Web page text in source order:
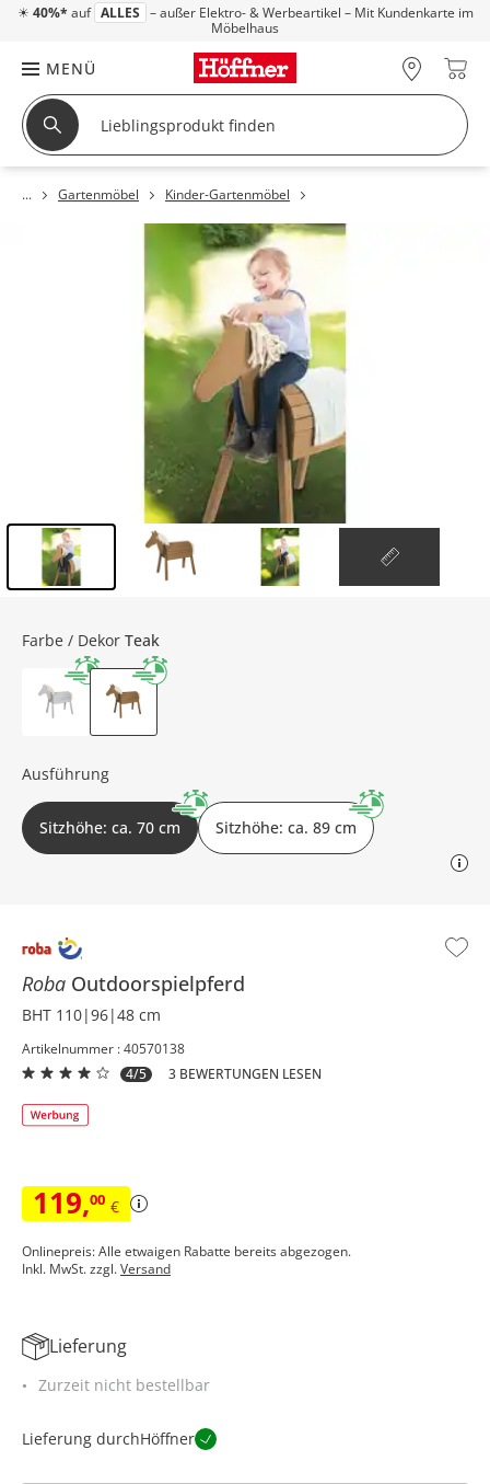
☀ 40%* auf ALLES – außer Elektro- & Werbeartikel – Mit Kundenkarte im
Möbelhaus
MENÜ
Gartenmöbel Kinder-Gartenmöbel
Roba Outdoorspielpferd
BHT 110|96|48 cm
Artikelnummer : 40570138
4/5
3 BEWERTUNGEN LESEN
119,00 €
Onlinepreis: Alle etwaigen Rabatte bereits abgezogen.
Inkl. MwSt. zzgl.Versand
Farbe / Dekor Teak
Ausführung
Sitzhöhe: ca. 70 cm Sitzhöhe: ca. 89 cm
Lieferung
Zurzeit nicht bestellbar
Lieferung durchHöffner